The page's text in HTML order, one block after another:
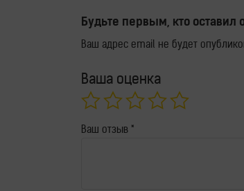
КонтактыБудьте первым, кто
Ваш адрес email не будет
Ваша оценка
Ваш отзыв *